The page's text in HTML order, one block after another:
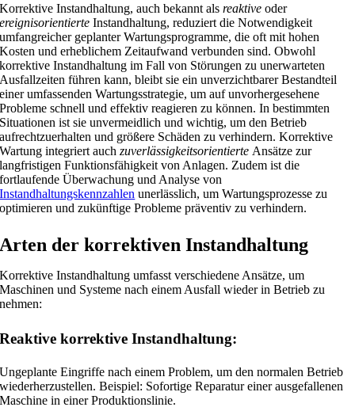
Korrektive Instandhaltung, auch bekannt alsreaktiveoder
ereignisorientierte Instandhaltung, reduziert die Notwendigkeit
umfangreicher geplanter Wartungsprogramme, die oft mit hohen
Kosten und erheblichem Zeitaufwand verbunden sind. Obwohl
korrektive Instandhaltung im Fall von Störungen zu unerwarteten
Ausfallzeiten führen kann, bleibt sie ein unverzichtbarer Bestandteil
einer umfassenden Wartungsstrategie, um auf unvorhergesehene
Probleme schnell und effektiv reagieren zu können. In bestimmten
Situationen ist sie unvermeidlich und wichtig, um den Betrieb
aufrechtzuerhalten und größere Schäden zu verhindern.Korrektive
Wartung integriert auchzuverlässigkeitsorientierte Ansätze zur
langfristigen Funktionsfähigkeit von Anlagen. Zudem ist die
fortlaufende Überwachung und Analyse von
Instandhaltungskennzahlen unerlässlich, um Wartungsprozesse zu
optimierenund zukünftige Probleme präventiv zu verhindern.
Arten der korrektiven Instandhaltung
Korrektive Instandhaltung umfasst verschiedene Ansätze, um
Maschinen und Systeme nach einem Ausfall wieder in Betrieb zu
nehmen:
Reaktive korrektive Instandhaltung:
Ungeplante Eingriffe nach einem Problem, um den normalen Betrieb
wiederherzustellen. Beispiel: Sofortige Reparatur einer ausgefallenen
Maschine in einer Produktionslinie.